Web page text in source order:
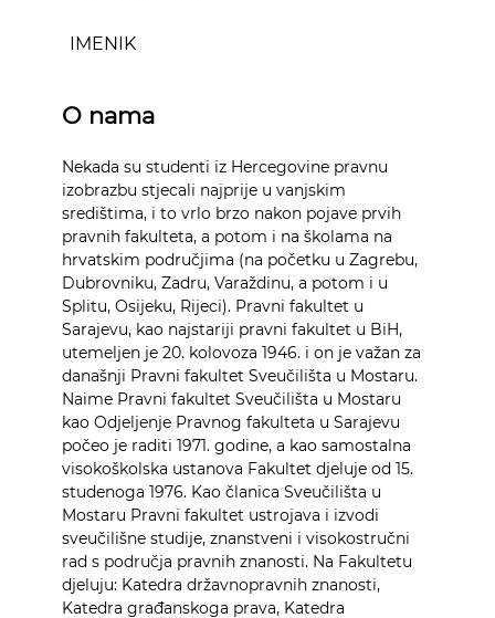
IMENIK
O nama
Nekada su studenti iz Hercegovine pravnu
izobrazbu stjecali najprije u vanjskim
središtima, i to vrlo brzo nakon pojave prvih
pravnih fakulteta, a potom i na školama na
hrvatskim područjima (na početku u Zagrebu,
Dubrovniku, Zadru, Varaždinu, a potom i u
Splitu, Osijeku, Rijeci). Pravni fakultet u
Sarajevu, kao najstariji pravni fakultet u BiH,
utemeljen je 20. kolovoza 1946. i on je važan za
današnji Pravni fakultet Sveučilišta u Mostaru.
Naime Pravni fakultet Sveučilišta u Mostaru
kao Odjeljenje Pravnog fakulteta u Sarajevu
počeo je raditi 1971. godine, a kao samostalna
visokoškolska ustanova Fakultet djeluje od 15.
studenoga 1976. Kao članica Sveučilišta u
Mostaru Pravni fakultet ustrojava i izvodi
sveučilišne studije, znanstveni i visokostručni
rad s područja pravnih znanosti. Na Fakultetu
djeluju: Katedra državnopravnih znanosti,
Katedra građanskoga prava, Katedra